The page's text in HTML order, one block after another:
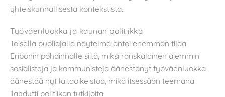
yhteiskunnallisesta kontekstista.
Työväenluokka ja kaunan politiikka
Toisella puoliajalla näytelmä antoi enemmän tilaa
Eribonin pohdinnalle siitä, miksi ranskalainen aiemmin
sosialisteja ja kommunisteja äänestänyt työväenluokka
äänestää nyt laitaoikeistoa, mikä itsessään teemana
ilahdutti politiikan tutkijoita.